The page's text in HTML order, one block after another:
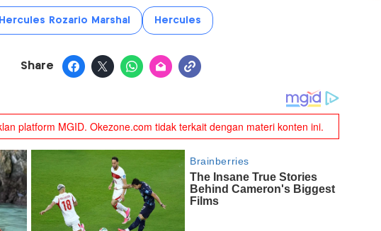
Hercules Rozario Marshal Hercules
Share